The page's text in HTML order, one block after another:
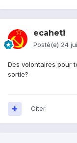
ecaheti
Posté(e) 24
Des volontaires pour
sortie?
Citer